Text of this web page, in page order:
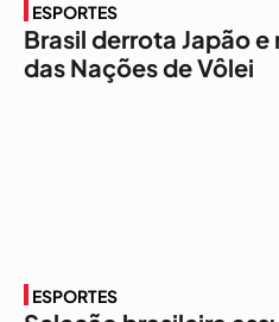
ESPORTES
Brasil derrota Japão
das Nações de Vôlei
ESPORTES